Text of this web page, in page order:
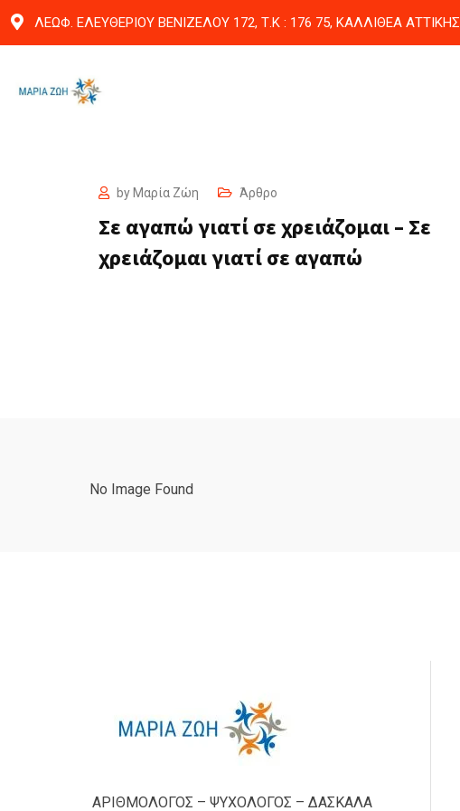
Skip
ΛΕΩΦ. ΕΛΕΥΘΕΡΙΟΥ ΒΕΝΙΖΕΛΟΥ 172, Τ.Κ : 176 75, ΚΑΛΛΙΘΕΑ ΑΤΤΙΚΗΣ
by Μαρία Ζώη Άρθρο
Σε αγαπώ γιατί σε χρειάζομαι – Σε
χρειάζομαι γιατί σε αγαπώ
No Image Found
ΑΡΙΘΜΟΛΟΓΟΣ – ΨΥΧΟΛΟΓΟΣ – ΔΑΣΚΑΛΑ